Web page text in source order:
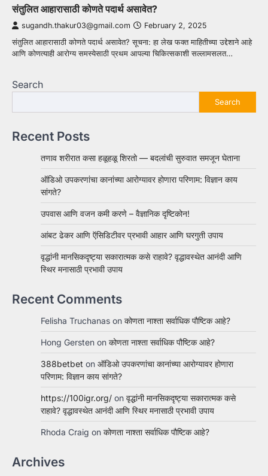
संतुलित आहारासाठी कोणते पदार्थ असावेत?
sugandh.thakur03@gmail.com February 2, 2025
संतुलित आहारासाठी कोणते पदार्थ असावेत? सूचना: हा लेख फक्त माहितीच्या उद्देशाने आहे
आणि कोणत्याही आरोग्य समस्येसाठी प्रथम आपल्या चिकित्सकाशी सल्लामसलत…
Search
Search
Recent Posts
तणाव शरीरात कसा हळूहळू शिरतो — बदलांची सुरुवात समजून घेताना
ऑडिओ उपकरणांचा कानांच्या आरोग्यावर होणारा परिणाम: विज्ञान काय
सांगते?
उपवास आणि वजन कमी करणे – वैज्ञानिक दृष्टिकोन!
आंबट ढेकर आणि ऍसिडिटीवर प्रभावी आहार आणि घरगुती उपाय
वृद्धांनी मानसिकदृष्ट्या सकारात्मक कसे राहावे? वृद्धावस्थेत आनंदी आणि
स्थिर मनासाठी प्रभावी उपाय
Recent Comments
Felisha Truchanas on कोणता नाश्ता सर्वाधिक पौष्टिक आहे?
Hong Gersten on कोणता नाश्ता सर्वाधिक पौष्टिक आहे?
388betbet on ऑडिओ उपकरणांचा कानांच्या आरोग्यावर होणारा
परिणाम: विज्ञान काय सांगते?
https://100igr.org/ on वृद्धांनी मानसिकदृष्ट्या सकारात्मक कसे
राहावे? वृद्धावस्थेत आनंदी आणि स्थिर मनासाठी प्रभावी उपाय
Rhoda Craig on कोणता नाश्ता सर्वाधिक पौष्टिक आहे?
Archives